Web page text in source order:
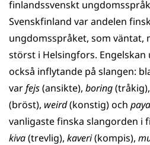
finlandssvenskt
Svenskfinland var andelen
ungdomsspråket, som väntat,
störst i Helsingfors.
också inflytande på slangen:
varfejs(ansikte), boring(tråkig),
(bröst), weird(konstig) och paya
vanligaste finska slangorden i
kiva(trevlig), kaveri(kompis),